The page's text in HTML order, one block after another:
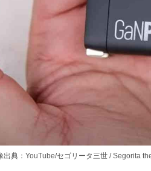
出典：YouTube/セゴリータ三世 / Segorita